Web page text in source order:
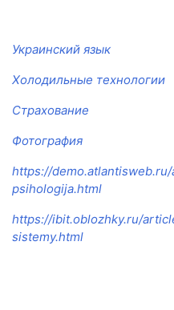
Украинский язык
Холодильные технологии
Страхование
Фотография
https://
psihologija.html
https://ibit.oblozhky.ru/
sistemy.html